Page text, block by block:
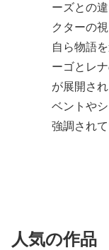
ーズとの
クターの
自ら物語
ーゴとレ
が展開さ
ベントや
強調されて
人気の作品